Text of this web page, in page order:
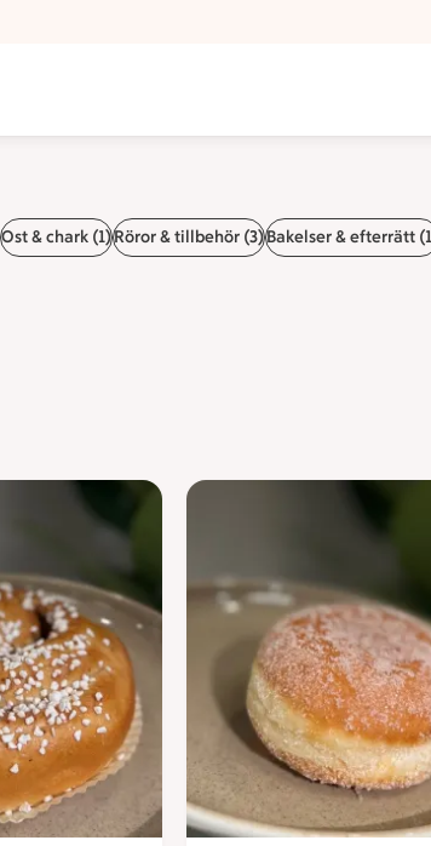
Ost & chark (1)Röror & tillbehör (3)Bakelser & efterrätt